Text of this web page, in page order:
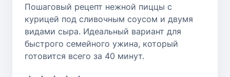
Пошаговый рецепт нежной пиццы с
курицей под сливочным соусом и двумя
видами сыра. Идеальный вариант для
быстрого семейного ужина, который
готовится всего за 40 минут.